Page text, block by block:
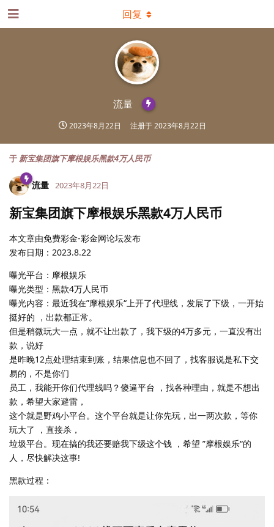
流量
2023年8月22日 注册于2023年8月22日
回复
于新宝集团旗下摩根娱乐黑款4万人民币
流量 2023年8月22日
新宝集团旗下摩根娱乐黑款4万人民币
本文章由免费彩金-彩金网论坛发布
发布日期：2023.8.22
曝光平台：摩根娱乐
曝光类型：黑款4万人民币
曝光内容：最近我在”摩根娱乐“上开了代理线，发展了下级，一开始
挺好的 ，出款都正常。
但是稍微玩大一点，就不让出款了，我下级的4万多元，一直没有出
款，说好
是昨晚12点处理结束到账，结果信息也不回了，找客服说是私下交
易的，不是你们
员工，我能开你们代理线吗？傻逼平台 ，找各种理由，就是不想出
款，希望大家避雷，
这个就是野鸡小平台。这个平台就是让你先玩，出一两次款，等你
玩大了 ，直接杀，
垃圾平台。现在搞的我还要赔我下级这个钱 ，希望 ”摩根娱乐“的
人，尽快解决这事!
黑款过程：